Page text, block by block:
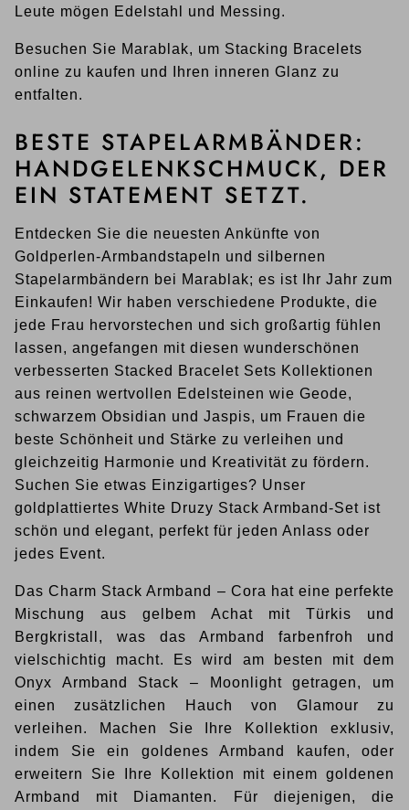
Leute mögen Edelstahl und Messing.
Besuchen Sie Marablak, um Stacking Bracelets
online zu kaufen und Ihren inneren Glanz zu
entfalten.
BESTE STAPELARMBÄNDER:
HANDGELENKSCHMUCK, DER
EIN STATEMENT SETZT.
Entdecken Sie die neuesten Ankünfte von
Goldperlen-Armbandstapeln und silbernen
Stapelarmbändern bei Marablak; es ist Ihr Jahr zum
Einkaufen! Wir haben verschiedene Produkte, die
jede Frau hervorstechen und sich großartig fühlen
lassen, angefangen mit diesen wunderschönen
verbesserten Stacked Bracelet Sets Kollektionen
aus reinen wertvollen Edelsteinen wie Geode,
schwarzem Obsidian und Jaspis, um Frauen die
beste Schönheit und Stärke zu verleihen und
gleichzeitig Harmonie und Kreativität zu fördern.
Suchen Sie etwas Einzigartiges? Unser
goldplattiertes White Druzy Stack Armband-Set ist
schön und elegant, perfekt für jeden Anlass oder
jedes Event.
Das Charm Stack Armband – Cora hat eine perfekte
Mischung aus gelbem Achat mit Türkis und
Bergkristall, was das Armband farbenfroh und
vielschichtig macht. Es wird am besten mit dem
Onyx Armband Stack – Moonlight getragen, um
einen zusätzlichen Hauch von Glamour zu
verleihen. Machen Sie Ihre Kollektion exklusiv,
indem Sie ein goldenes Armband kaufen, oder
erweitern Sie Ihre Kollektion mit einem goldenen
Armband mit Diamanten. Für diejenigen, die